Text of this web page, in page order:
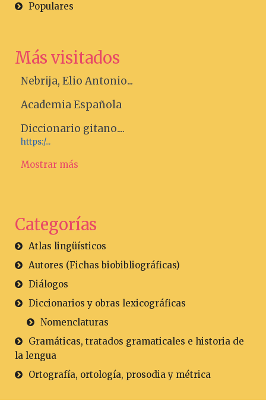
Populares
Más visitados
Nebrija, Elio Antonio...
Academia Española
Diccionario gitano....
https:/...
Mostrar más
Categorías
Atlas lingüísticos
Autores (Fichas biobibliográficas)
Diálogos
Diccionarios y obras lexicográficas
Nomenclaturas
Gramáticas, tratados gramaticales e historia de
la lengua
Ortografía, ortología, prosodia y métrica